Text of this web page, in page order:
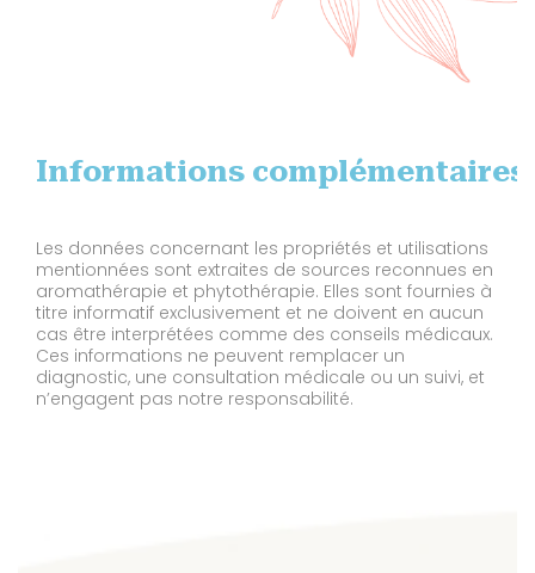
Informations complémentaires
Les données concernant les propriétés et utilisations
mentionnées sont extraites de sources reconnues en
aromathérapie et phytothérapie. Elles sont fournies à
titre informatif exclusivement et ne doivent en aucun
cas être interprétées comme des conseils médicaux.
Ces informations ne peuvent remplacer un
diagnostic, une consultation médicale ou un suivi, et
n’engagent pas notre responsabilité.